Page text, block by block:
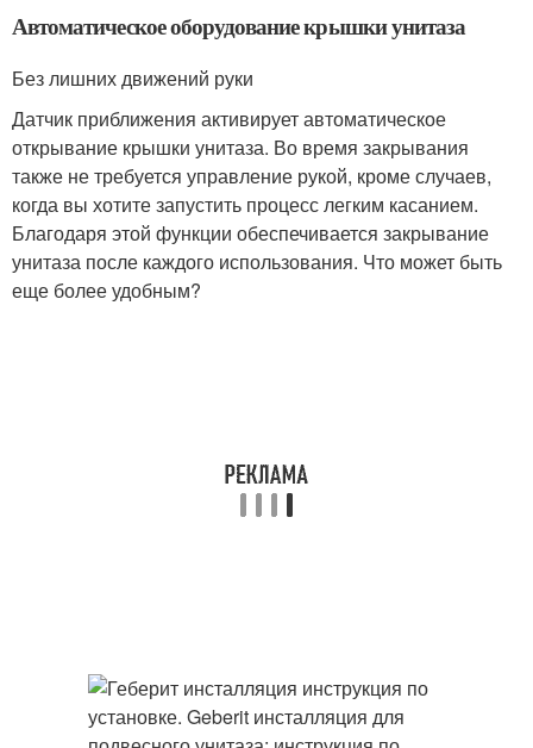
Автоматическое оборудование крышки унитаза
Без лишних движений руки
Датчик приближения активирует автоматическое
открывание крышки унитаза. Во время закрывания
также не требуется управление рукой, кроме случаев,
когда вы хотите запустить процесс легким касанием.
Благодаря этой функции обеспечивается закрывание
унитаза после каждого использования. Что может быть
еще более удобным?